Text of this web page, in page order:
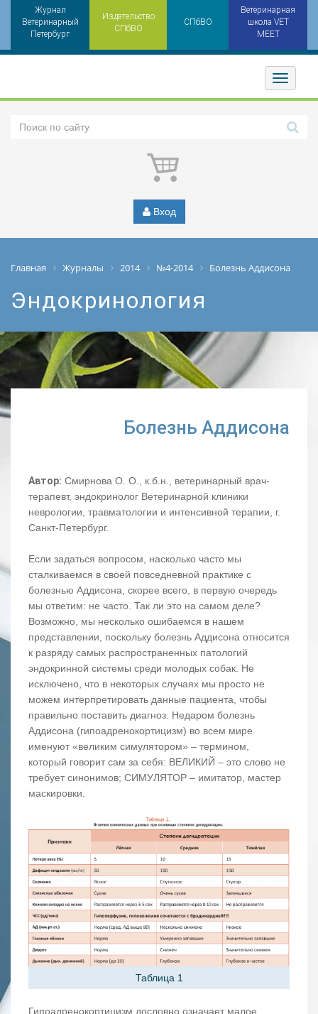
Журнал
Ветеринарный
Петербург
Издательство
СПбВО
СПбВО
Ветеринарная
школа VET
MEET
Toggler
Вход
Главная Журналы 2014 №4-2014 Болезнь Аддисона
Эндокринология
Болезнь Аддисона
Автор: Смирнова О. О., к.б.н., ветеринарный врач-
терапевт, эндокринолог Ветеринарной клиники
неврологии, травматологии и интенсивной терапии, г.
Санкт-Петербург.
Если задаться вопросом, насколько часто мы
сталкиваемся в своей повседневной практике с
болезнью Аддисона, скорее всего, в первую очередь
мы ответим: не часто. Так ли это на самом деле?
Возможно, мы несколько ошибаемся в нашем
представлении, поскольку болезнь Аддисона относится
к разряду самых распространенных патологий
эндокринной системы среди молодых собак. Не
исключено, что в некоторых случаях мы просто не
можем интерпретировать данные пациента, чтобы
правильно поставить диагноз. Недаром болезнь
Аддисона (гипоадренокортицизм) во всем мире
именуют «великим симулятором» – термином,
который говорит сам за себя: ВЕЛИКИЙ – это слово не
требует синонимов; СИМУЛЯТОР – имитатор, мастер
маскировки.
Таблица 1
Гипоадренокортицизм дословно означает малое